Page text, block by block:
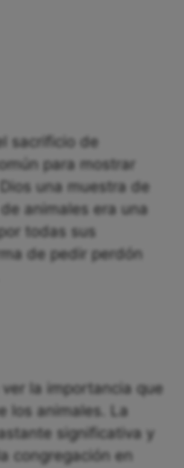
sacrificio de
para mostrar
una muestra de
animales era una
todas sus
de pedir perdón
ver la importancia que
los animales. La
significativa y
congregación en